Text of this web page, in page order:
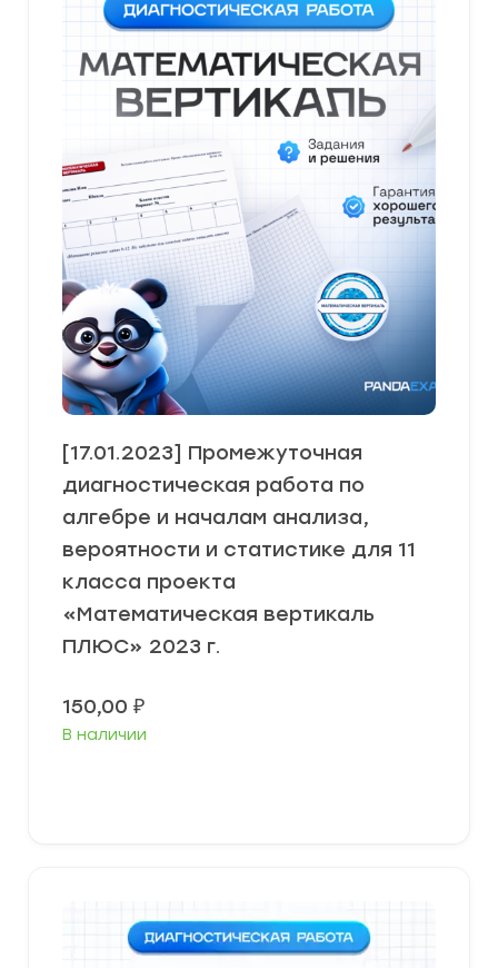
[17.01.2023] Промежуточная
диагностическая работа по
алгебре и началам анализа,
вероятности и статистике для 11
класса проекта
«Математическая вертикаль
ПЛЮС» 2023 г.
150,00 ₽
В наличии